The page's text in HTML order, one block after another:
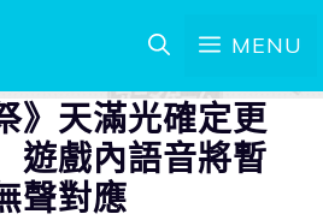
MENU
》天滿光確定更
戲內語音將暫
聲對應